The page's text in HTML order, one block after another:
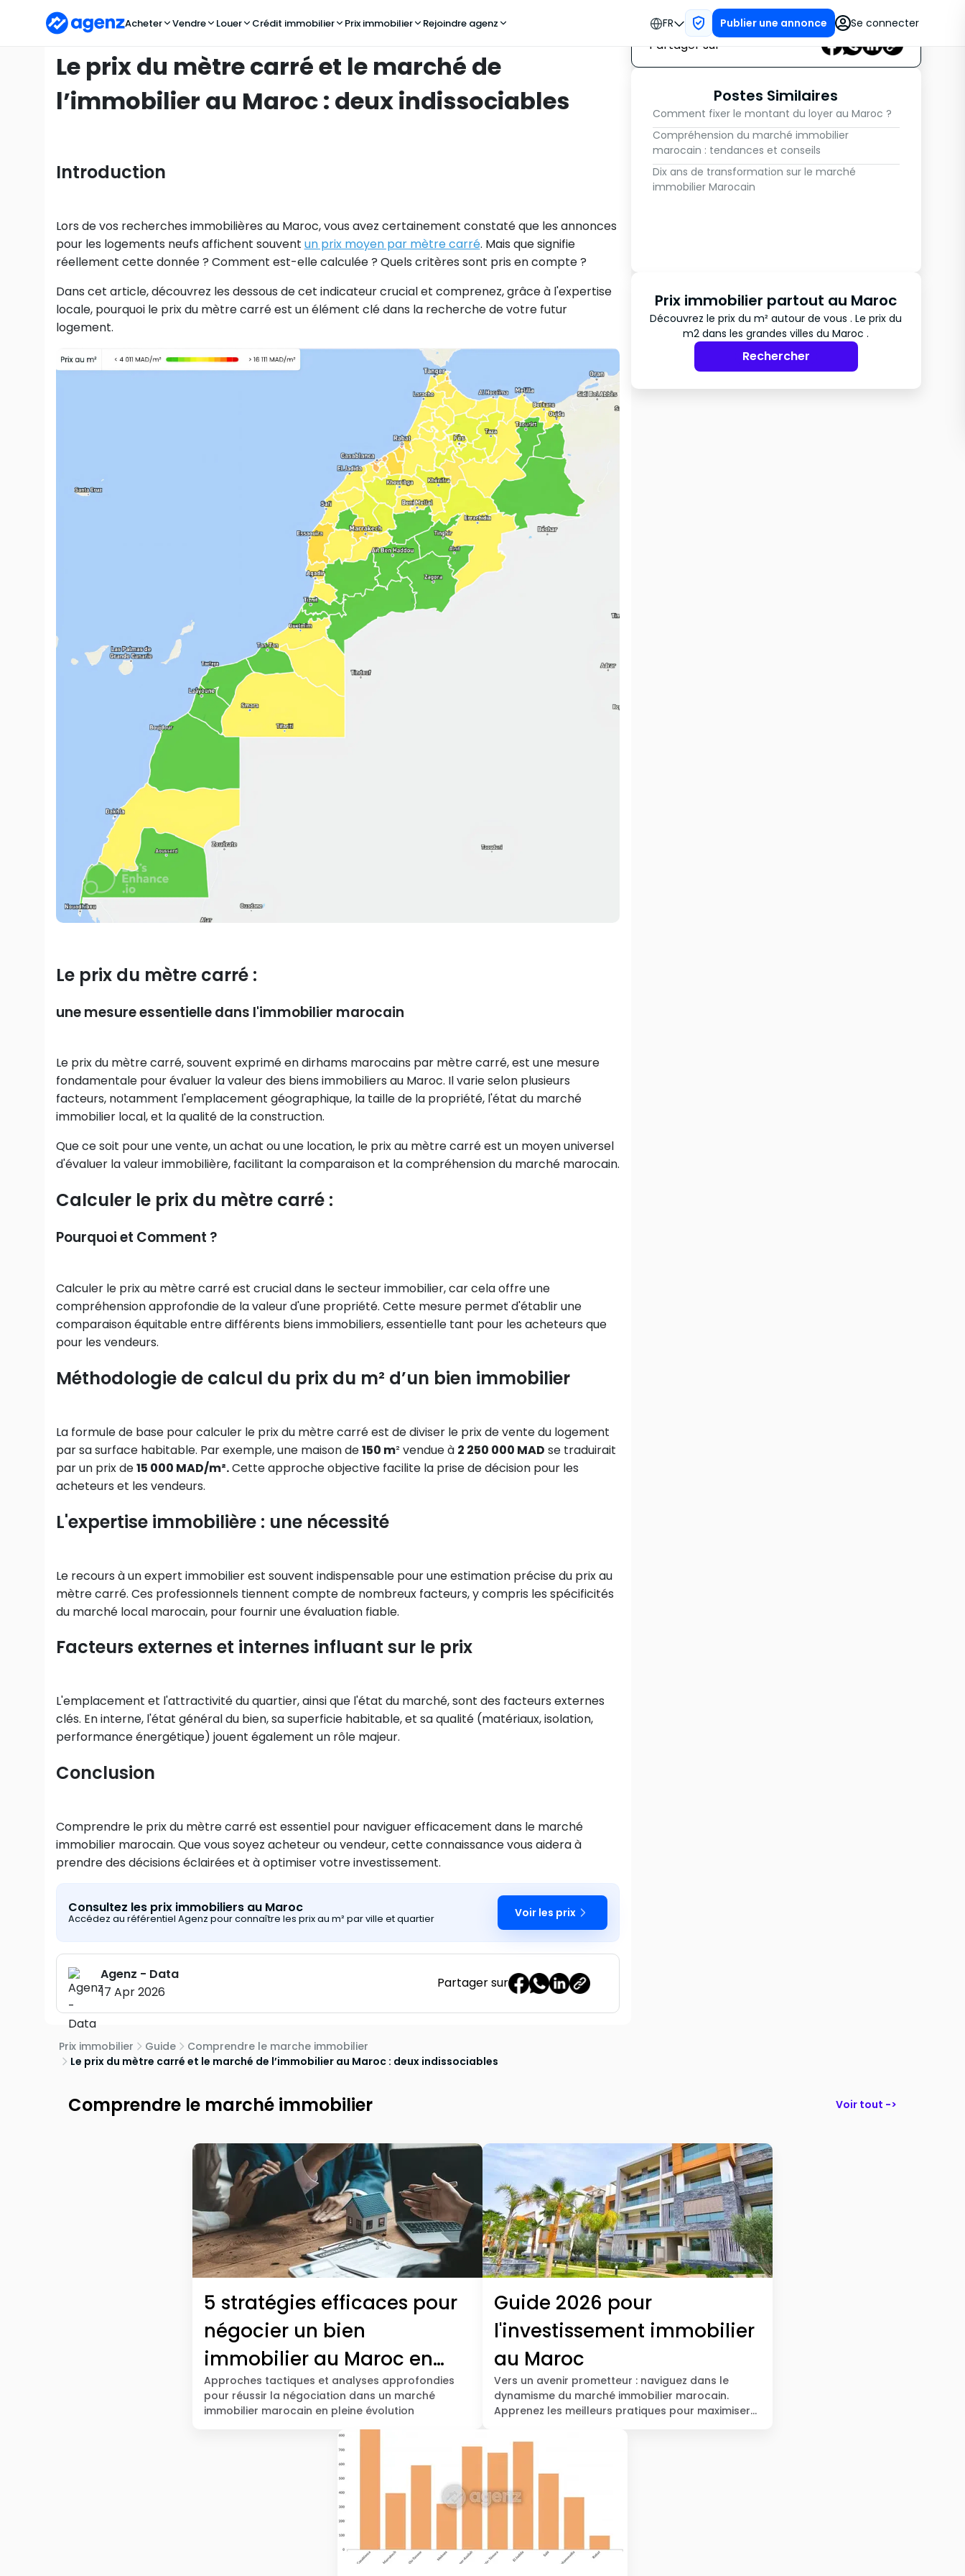
Acheter Vendre Louer Crédit immobilier Prix immobilier Rejoindre agenz FR Publier une annonce Se connecter
Le prix du mètre carré et le marché de
l’immobilier au Maroc : deux indissociables
Introduction
Lors de vos recherches immobilières au Maroc, vous avez certainement constaté que les annonces
pour les logements neufs affichent souvent un prix moyen par mètre carré. Mais que signifie
réellement cette donnée ? Comment est-elle calculée ? Quels critères sont pris en compte ?
Dans cet article, découvrez les dessous de cet indicateur crucial et comprenez, grâce à l'expertise
locale, pourquoi le prix du mètre carré est un élément clé dans la recherche de votre futur
logement.
Le prix du mètre carré :
une mesure essentielle dans l'immobilier marocain
Le prix du mètre carré, souvent exprimé en dirhams marocains par mètre carré, est une mesure
fondamentale pour évaluer la valeur des biens immobiliers au Maroc. Il varie selon plusieurs
facteurs, notamment l'emplacement géographique, la taille de la propriété, l'état du marché
immobilier local, et la qualité de la construction.
Que ce soit pour une vente, un achat ou une location, le prix au mètre carré est un moyen universel
d'évaluer la valeur immobilière, facilitant la comparaison et la compréhension du marché marocain.
Calculer le prix du mètre carré :
Pourquoi et Comment ?
Calculer le prix au mètre carré est crucial dans le secteur immobilier, car cela offre une
compréhension approfondie de la valeur d'une propriété. Cette mesure permet d'établir une
comparaison équitable entre différents biens immobiliers, essentielle tant pour les acheteurs que
pour les vendeurs.
Méthodologie de calcul du prix du m² d’un bien immobilier
La formule de base pour calculer le prix du mètre carré est de diviser le prix de vente du logement
par sa surface habitable. Par exemple, une maison de150 m² vendue à 2 250 000 MAD se traduirait
par un prix de15 000 MAD/m².Cette approche objective facilite la prise de décision pour les
acheteurs et les vendeurs.
L'expertise immobilière : une nécessité
Le recours à un expert immobilier est souvent indispensable pour une estimation précise du prix au
mètre carré. Ces professionnels tiennent compte de nombreux facteurs, y compris les spécificités
du marché local marocain, pour fournir une évaluation fiable.
Facteurs externes et internes influant sur le prix
L'emplacement et l'attractivité du quartier, ainsi que l'état du marché, sont des facteurs externes
clés. En interne, l'état général du bien, sa superficie habitable, et sa qualité (matériaux, isolation,
performance énergétique) jouent également un rôle majeur.
Conclusion
Comprendre le prix du mètre carré est essentiel pour naviguer efficacement dans le marché
immobilier marocain. Que vous soyez acheteur ou vendeur, cette connaissance vous aidera à
prendre des décisions éclairées et à optimiser votre investissement.
Consultez les prix immobiliers au Maroc
Accédez au référentiel Agenz pour connaître les prix au m² par ville et quartier Voir les prix
Agenz - Data
17 Apr 2026
Partager sur
Prix immobilier Guide
Comprendre le marche immobilier
Le prix du mètre carré et le marché de l’immobilier au Maroc : deux indissociables
Partager sur
Postes Similaires
Comment fixer le montant du loyer au Maroc ?
Compréhension du marché immobilier
marocain : tendances et conseils
Dix ans de transformation sur le marché
immobilier Marocain
Prix immobilier partout au Maroc
Découvrez le prix du m² autour de vous . Le prix du
m2 dans les grandes villes du Maroc .
Rechercher
Comprendre le marché immobilier Voir tout ->
5 stratégies efficaces pour
négocier un bien
immobilier au Maroc en
2026
Approches tactiques et analyses approfondies
pour réussir la négociation dans un marché
immobilier marocain en pleine évolution
Guide 2026 pour
l'investissement immobilier
au Maroc
Vers un avenir prometteur : naviguez dans le
dynamisme du marché immobilier marocain.
Apprenez les meilleurs pratiques pour maximiser